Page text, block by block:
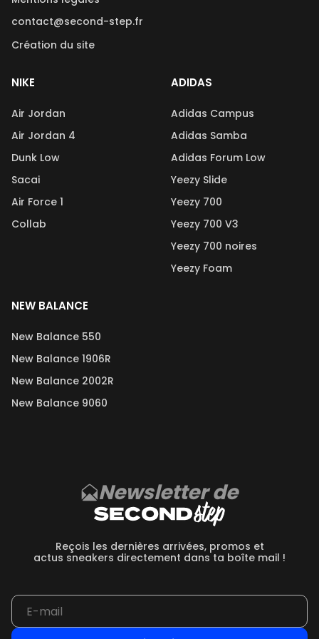
contact@second-step.fr
Création du site
NIKE
Air Jordan
Air Jordan 4
Dunk Low
Sacai
Air Force 1
Collab
ADIDAS
Adidas Campus
Adidas Samba
Adidas Forum Low
Yeezy Slide
Yeezy 700
Yeezy 700 V3
Yeezy 700 noires
Yeezy Foam
NEW BALANCE
New Balance 550
New Balance 1906R
New Balance 2002R
New Balance 9060
Newsletter de
Reçois les dernières arrivées, promos et
actus sneakers directement dans ta boîte mail !